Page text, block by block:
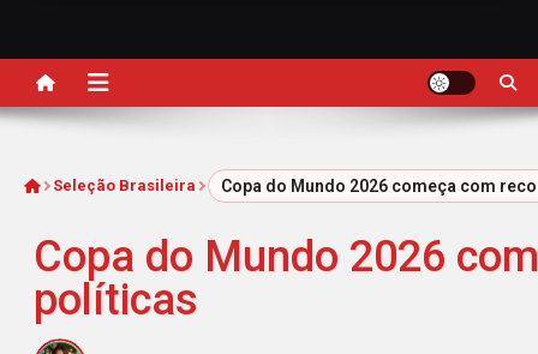
InícioSeleção Brasileira Copa do Mundo 2026 começa com
Copa do Mundo 2026
políticas